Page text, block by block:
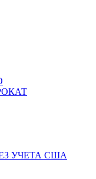
УЧЕТА США